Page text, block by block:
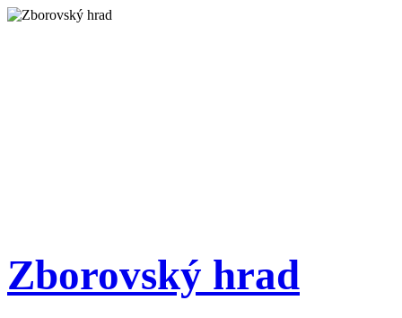
Zborovský hrad